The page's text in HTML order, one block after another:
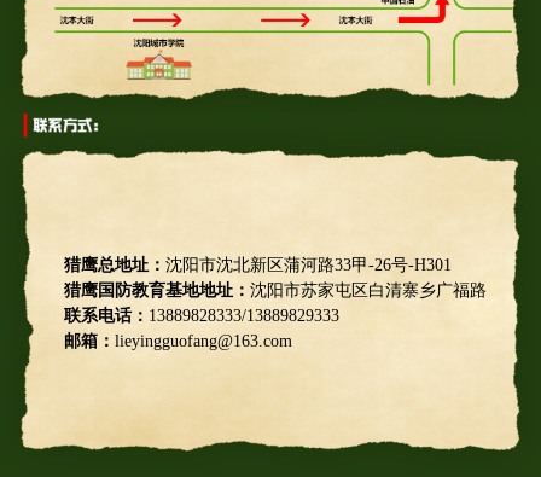
猎鹰总地址： 沈阳市沈北新区蒲河路33甲-26号-H301
猎鹰国防教育基地地址： 沈阳市苏家屯区白清寨乡广福路
联系电话： 13889828333/13889829333
邮箱： lieyingguofang@163.com